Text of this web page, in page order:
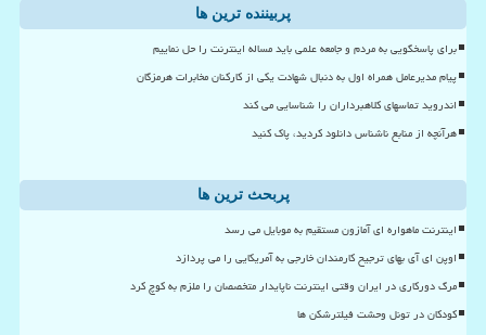
پربیننده ترین ها
برای پاسخگویی به مردم و جامعه علمی باید مساله اینترنت را حل نماییم
پیام مدیرعامل همراه اول به دنبال شهادت یکی از کارکنان مخابرات هرمزگان
اندروید تماسهای کلاهبرداران را شناسایی می کند
هرآنچه از منابع ناشناس دانلود کردید، پاک کنید
پربحث ترین ها
اینترنت ماهواره ای آمازون مستقیم به موبایل می رسد
اوپن ای آی بهای ترجیح کارمندان خارجی به آمریکایی را می پردازد
مرگ دورکاری در ایران وقتی اینترنت ناپایدار متخصصان را ملزم به کوچ کرد
کودکان در تونل وحشت فیلترشکن ها